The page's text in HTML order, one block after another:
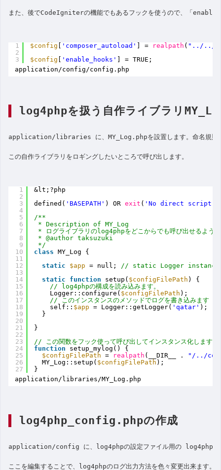
また、後でCodeIgniterの機能でもあるフックを使うので、「
application/config/config.php
1
2
3
$config 'composer_autoload' ] = realpath ( "../../
$config
'enable_hooks' ] = TRUE;
log4phpを扱う自作ライブラリ
application/libraries に、MY_Log.phpを設置します。命名規則
この自作ライブラリをロギングしたいところで呼び出します。
application/libraries/MY_Log.php
1
2
3
4
5
6
7
8
9
10
11
12
13
14
15
16
17
18
19
20
21
22
23
24
25
26
27
&lt;?php
defined( 'BASEPATH' ) OR exit ( 'No direct script
/**
* Description of MY_Log
* ログライブラリのlog4phpをどこからでも呼び出せるよう
* @author taksuzuki
*/
class
MY_Log {
static
$app = null;
// static Logger instance
static
function setup( $configFilePath ) {
// log4phpの構成を読み込みます。
Logger::configure( $configFilePath );
// このインスタンスのメソッドでログを書き込みます
self:: $app = Logger::getLogger( 'qatar' );
}
}
// この関数をフック使って呼び出してインスタンス化します
function
setup_mylog() {
$configFilePath
= realpath (__DIR__ .
"/../
MY_Log::setup( $configFilePath );
}
log4php_config.phpの作成
application/config に、log4phpの設定ファイル用の
ここを編集することで、log4phpのログ出力方法を色々変更出来ます。